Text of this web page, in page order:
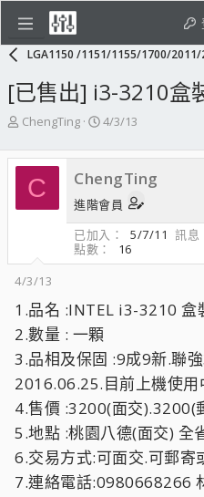
LGA1150 /1151/1155/1700/2011/
[已售出] i3-3210盒
主
發
人
ChengTing
開
日
期
4/3/13
C ChengTing
進階會員
已加入
5/7/11 訊息
點數
16
4/3/13
1.品名 :INTEL i3-3210 盒
2.數量 : 一顆
3.品相及保固 :9成9新.聯
2016.06.25.目前上機使用
4.售價 :3200(面交).3200(
5.地點 :桃園八德(面交) 全
6.交易方式:可面交.可郵寄
7.連絡電話:0980668266